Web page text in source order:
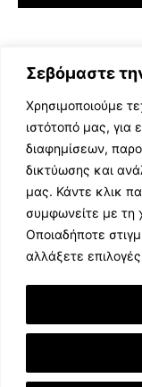
Σεβόμαστε
Χρησιμοποιούμε
ιστότοπό μας, για
διαφημίσεων,
δικτύωσης και
μας. Κάντε κλικ
συμφωνείτε με τη
Οποιαδήποτε
αλλάξετε
ΕΛΛΗΝΙΚΗ ΜΟΥΣΙΚΗ
TV SHOWS
EVENTS
ΘΕΑΤΡΟ
ΔΙΑΓΩΝΙΣΜΟΙ
STOA CULTURA
ΣΥΝΕΝΤΕΥΞΕΙΣ